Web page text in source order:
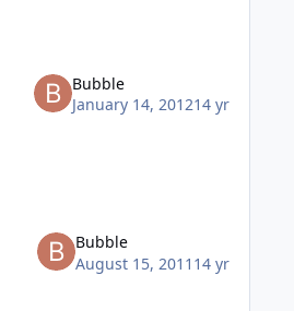
Bubble
January 14, 201214 yr
Bubble
August 15, 2011 14 yr